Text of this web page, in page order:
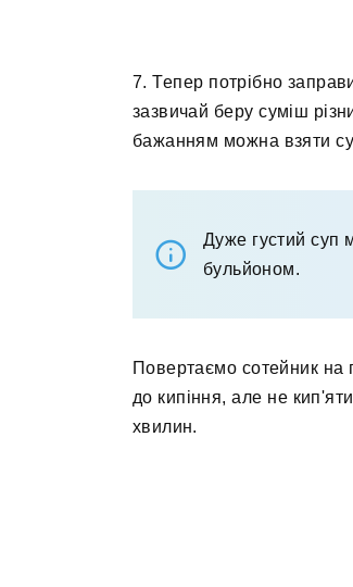
7. Тепер потрібно
зазвичай беру суміш
бажанням можна взяти
Дуже густий суп
бульйоном.
Повертаємо сотейник на
до кипіння, але не
хвилин.